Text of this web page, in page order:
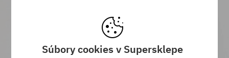
Súbory cookies v Supersklepe